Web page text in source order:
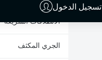
تسجيل الدخول
الانطلاقات السريعة
الجري المكثف